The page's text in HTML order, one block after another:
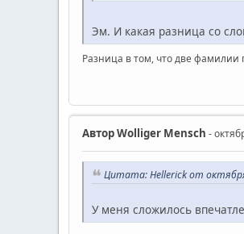
Эм. И какая разница со
Разница в том, что две фамилии
АвторWolliger Mensch -
Цитата: Hellerick от
У меня сложилось